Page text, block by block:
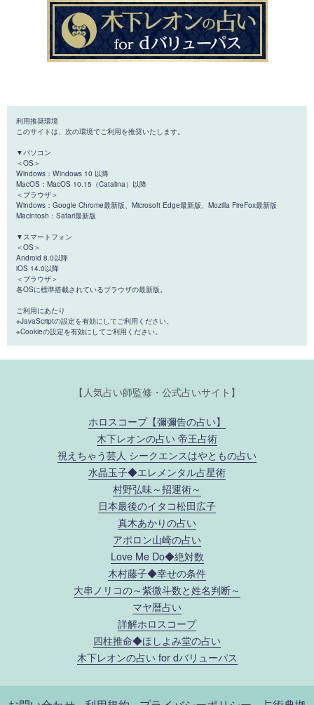
利用推奨環境
このサイトは、次の環境でご利用を推奨いたします。
▼パソコン
＜OS＞
Windows：Windows 10 以降
MacOS：MacOS 10.15（Catalina）以降
＜ブラウザ＞
Windows：Google Chrome最新版、Microsoft Edge最新版、Mozilla FireFox最新版
Macintosh：Safari最新版
▼スマートフォン
＜OS＞
Android 8.0以降
iOS 14.0以降
＜ブラウザ＞
各OSに標準搭載されているブラウザの最新版。
ご利用にあたり
※JavaScriptの設定を有効にしてご利用ください。
※Cookieの設定を有効にしてご利用ください。
【人気占い師監修・公式占いサイト】
ホロスコープ【彌彌告の占い】
木下レオンの占い 帝王占術
視えちゃう芸人 シークエンスはやともの占い
水晶玉子◆エレメンタル占星術
村野弘味～招運術～
日本最後のイタコ松田広子
真木あかりの占い
アポロン山崎の占い
Love Me Do◆絶対数
木村藤子◆幸せの条件
大串ノリコの～紫微斗数と姓名判断～
マヤ暦占い
詳解ホロスコープ
四柱推命◆ほしよみ堂の占い
木下レオンの占い for dバリューパス